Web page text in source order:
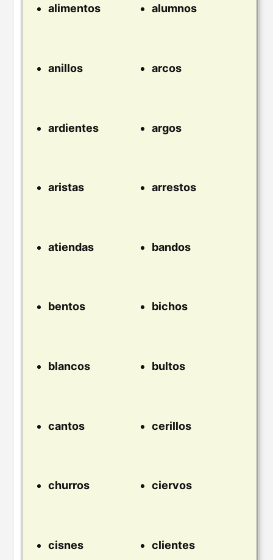
alimentos alumnos
anillos arcos
ardientes argos
aristas arrestos
atiendas bandos
bentos bichos
blancos bultos
cantos cerillos
churros ciervos
cisnes clientes